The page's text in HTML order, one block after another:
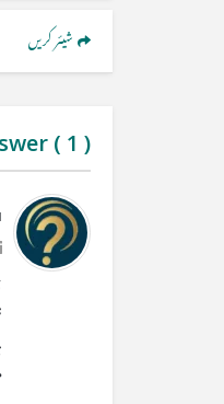
شیئر کریں
( 1 )